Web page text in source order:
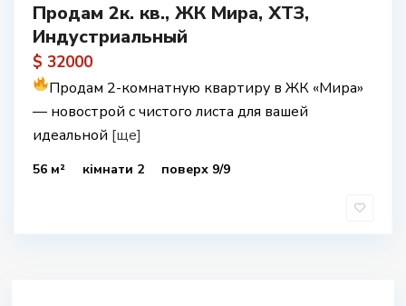
Продам 2к. кв., ЖК Мира, ХТЗ,
Индустриальный
$ 32000
Продам 2-комнатную квартиру в ЖК «Мира»
— новострой с чистого листа для вашей
идеальной [ще]
56 м² кімнати 2 поверх 9/9